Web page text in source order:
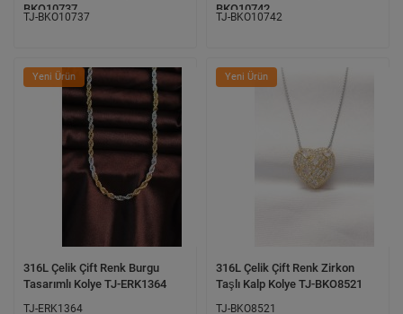
BKO10737
TJ-BKO10737
BKO10742
TJ-BKO10742
Yeni Ürün
316L Çelik Çift Renk Burgu
Tasarımlı Kolye TJ-ERK1364
TJ-ERK1364
Yeni Ürün
316L Çelik Çift Renk Zirkon
Taşlı Kalp Kolye TJ-BKO8521
TJ-BKO8521